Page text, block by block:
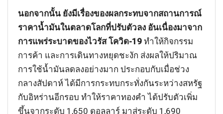
นอกจากนั้น ยังมีเรื่องของผลกระทบจากสถานการณ์
ราคาน้ำมันในตลาดโลกที่ปรับตัวลง อันเนื่องมาจาก
การแพร่ระบาดของไวรัส โควิด-19 ทำให้กิจกรรม
การค้า และการเดินทางหยุดชะงัก ส่งผลให้ปริมาณ
การใช้น้ำมันลดลงอย่างมาก ประกอบกับเมื่อช่วง
กลางสัปดาห์ ได้มีการกระทบกระทั่งกันระหว่างสหรัฐ
กับอิหร่านอีกรอบ ทำให้ราคาทองคำ ได้ปรับตัวเพิ่ม
ขึ้นจากระดับ 1,650 ดอลลาร์ มาสู่ระดับ 1,690